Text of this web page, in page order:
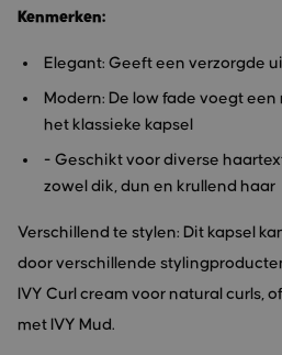
Kenmerken:
Elegant: Geeft een verzorgde
Modern: De low fade voegt
het klassieke kapsel
- Geschikt voor diverse
zowel dik, dun en krullend haar
Verschillend te stylen: Dit kapsel
door verschillende
IVY Curl cream voor natural curls,
met IVY Mud.